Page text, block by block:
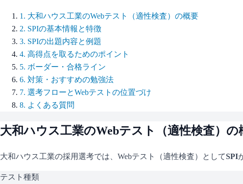
1 . 大和ハウス工業のWebテスト（適性検査）の概要
2. SPIの基本情報と特徴
3. SPIの出題内容と例題
4. 高得点を取るためのポイント
5. ボーダー・合格ライン
6. 対策・おすすめの勉強法
7. 選考フローとWebテストの位置づけ
8. よくある質問
大和ハウス工業のWebテスト（適性検査）の
大和ハウス工業の採用選考では、Webテスト（適性検査）としてSPI
テスト種類